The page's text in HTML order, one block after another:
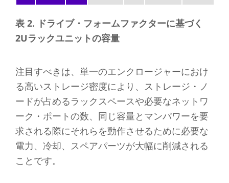
表 2. ドライブ・フォームファクターに基づく
2Uラックユニットの容量
注目すべきは、単一のエンクロージャーにおけ
る高いストレージ密度により、ストレージ・ノ
ードが占めるラックスペースや必要なネットワ
ーク・ポートの数、同じ容量とマンパワーを要
求される際にそれらを動作させるために必要な
電力、冷却、スペアパーツが大幅に削減される
ことです。